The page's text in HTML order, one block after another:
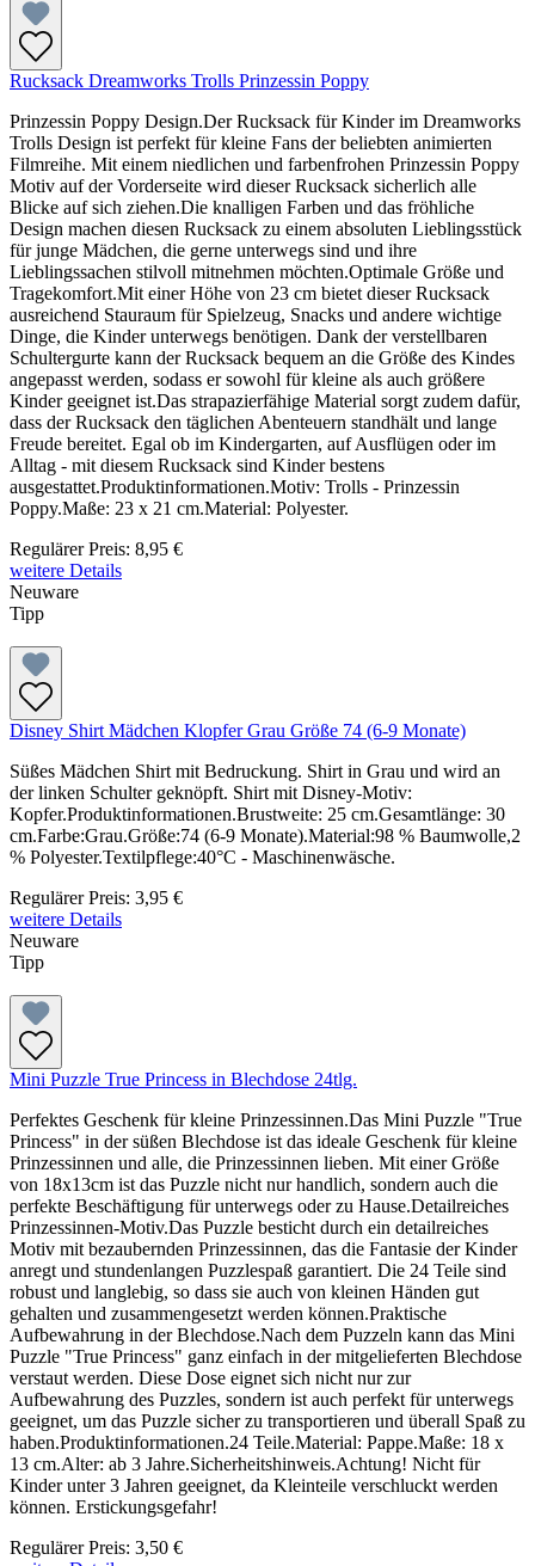
Rucksack Dreamworks Trolls Prinzessin Poppy
Prinzessin Poppy Design.Der Rucksack für Kinder im Dreamworks
Trolls Design ist perfekt für kleine Fans der beliebten animierten
Filmreihe. Mit einem niedlichen und farbenfrohen Prinzessin Poppy
Motiv auf der Vorderseite wird dieser Rucksack sicherlich alle
Blicke auf sich ziehen.Die knalligen Farben und das fröhliche
Design machen diesen Rucksack zu einem absoluten Lieblingsstück
für junge Mädchen, die gerne unterwegs sind und ihre
Lieblingssachen stilvoll mitnehmen möchten.Optimale Größe und
Tragekomfort.Mit einer Höhe von 23 cm bietet dieser Rucksack
ausreichend Stauraum für Spielzeug, Snacks und andere wichtige
Dinge, die Kinder unterwegs benötigen. Dank der verstellbaren
Schultergurte kann der Rucksack bequem an die Größe des Kindes
angepasst werden, sodass er sowohl für kleine als auch größere
Kinder geeignet ist.Das strapazierfähige Material sorgt zudem dafür,
dass der Rucksack den täglichen Abenteuern standhält und lange
Freude bereitet. Egal ob im Kindergarten, auf Ausflügen oder im
Alltag - mit diesem Rucksack sind Kinder bestens
ausgestattet.Produktinformationen.Motiv: Trolls - Prinzessin
Poppy.Maße: 23 x 21 cm.Material: Polyester.
Regulärer Preis: 8,95 €
weitere Details
Neuware
Tipp
Disney Shirt Mädchen Klopfer Grau Größe 74 (6-9 Monate)
Süßes Mädchen Shirt mit Bedruckung. Shirt in Grau und wird an
der linken Schulter geknöpft. Shirt mit Disney-Motiv:
Kopfer.Produktinformationen.Brustweite: 25 cm.Gesamtlänge: 30
cm.Farbe:Grau.Größe:74 (6-9 Monate).Material:98 % Baumwolle,2
% Polyester.Textilpflege:40°C - Maschinenwäsche.
Regulärer Preis: 3,95 €
weitere Details
Neuware
Tipp
Mini Puzzle True Princess in Blechdose 24tlg.
Perfektes Geschenk für kleine Prinzessinnen.Das Mini Puzzle "True
Princess" in der süßen Blechdose ist das ideale Geschenk für kleine
Prinzessinnen und alle, die Prinzessinnen lieben. Mit einer Größe
von 18x13cm ist das Puzzle nicht nur handlich, sondern auch die
perfekte Beschäftigung für unterwegs oder zu Hause.Detailreiches
Prinzessinnen-Motiv.Das Puzzle besticht durch ein detailreiches
Motiv mit bezaubernden Prinzessinnen, das die Fantasie der Kinder
anregt und stundenlangen Puzzlespaß garantiert. Die 24 Teile sind
robust und langlebig, so dass sie auch von kleinen Händen gut
gehalten und zusammengesetzt werden können.Praktische
Aufbewahrung in der Blechdose.Nach dem Puzzeln kann das Mini
Puzzle "True Princess" ganz einfach in der mitgelieferten Blechdose
verstaut werden. Diese Dose eignet sich nicht nur zur
Aufbewahrung des Puzzles, sondern ist auch perfekt für unterwegs
geeignet, um das Puzzle sicher zu transportieren und überall Spaß zu
haben.Produktinformationen.24 Teile.Material: Pappe.Maße: 18 x
13 cm.Alter: ab 3 Jahre.Sicherheitshinweis.Achtung! Nicht für
Kinder unter 3 Jahren geeignet, da Kleinteile verschluckt werden
können. Erstickungsgefahr!
Regulärer Preis: 3,50 €